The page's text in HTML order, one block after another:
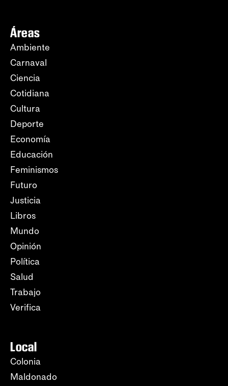
Áreas
Ambiente
Carnaval
Ciencia
Cotidiana
Cultura
Deporte
Economía
Educación
Feminismos
Futuro
Justicia
Libros
Mundo
Opinión
Política
Salud
Trabajo
Verifica
Local
Colonia
Maldonado